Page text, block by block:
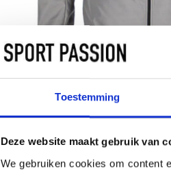
Toestemming
Deze website maakt gebruik van
We gebruiken cookies om content